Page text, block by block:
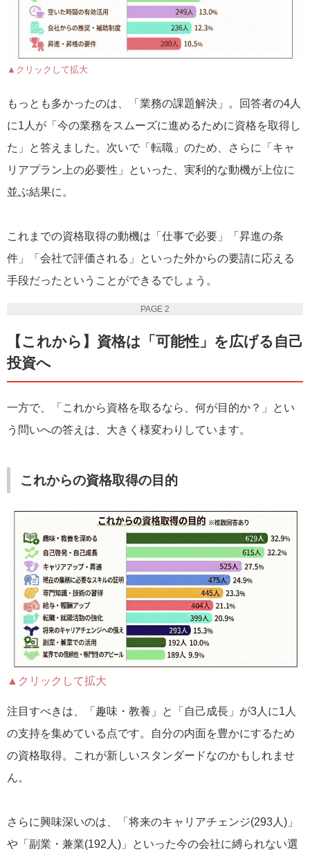
▲クリックして拡大
もっとも多かったのは、「業務の課題解決」。回答者の4人
に1人が「今の業務をスムーズに進めるために資格を取得し
た」と答えました。次いで「転職」のため、さらに「キャ
リアプラン上の必要性」といった、実利的な動機が上位に
並ぶ結果に。
これまでの資格取得の動機は「仕事で必要」「昇進の条
件」「会社で評価される」といった外からの要請に応える
手段だったということができるでしょう。
PAGE 2
【これから】資格は「可能性」を広げる自己
投資へ
一方で、「これから資格を取るなら、何が目的か？」とい
う問いへの答えは、大きく様変わりしています。
これからの資格取得の目的
▲クリックして拡大
注目すべきは、「趣味・教養」と「自己成長」が3人に1人
の支持を集めている点です。自分の内面を豊かにするため
の資格取得。これが新しいスタンダードなのかもしれませ
ん。
さらに興味深いのは、「将来のキャリアチェンジ(293人)」
や「副業・兼業(192人)」といった今の会社に縛られない選